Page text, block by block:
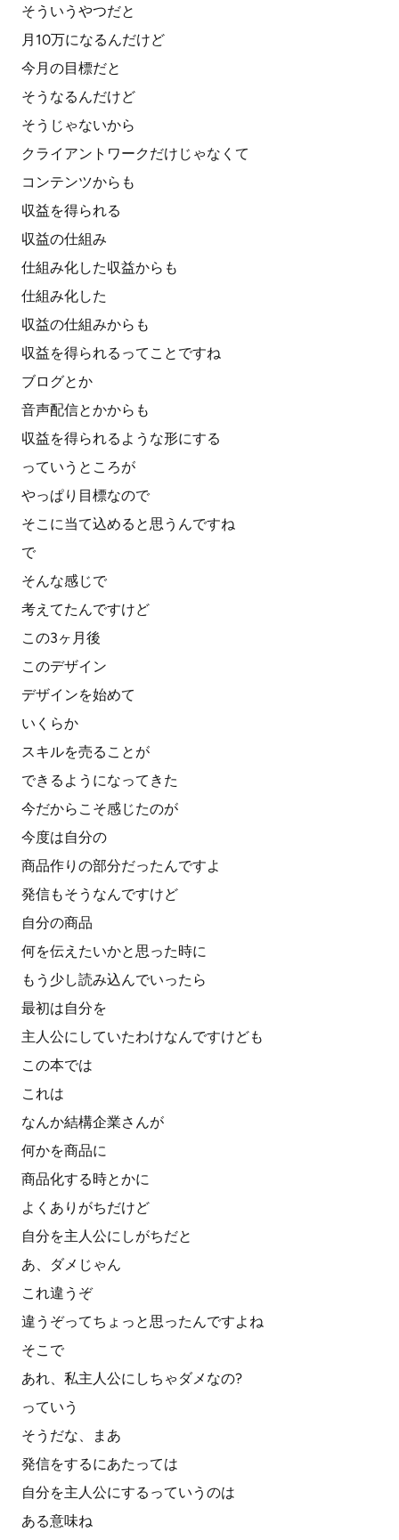
そういうやつだと
月10万になるんだけど
今月の目標だと
そうなるんだけど
そうじゃないから
クライアントワークだけじゃなくて
コンテンツからも
収益を得られる
収益の仕組み
仕組み化した収益からも
仕組み化した
収益の仕組みからも
収益を得られるってことですね
ブログとか
音声配信とかからも
収益を得られるような形にする
っていうところが
やっぱり目標なので
そこに当て込めると思うんですね
で
そんな感じで
考えてたんですけど
この3ヶ月後
このデザイン
デザインを始めて
いくらか
スキルを売ることが
できるようになってきた
今だからこそ感じたのが
今度は自分の
商品作りの部分だったんですよ
発信もそうなんですけど
自分の商品
何を伝えたいかと思った時に
もう少し読み込んでいったら
最初は自分を
主人公にしていたわけなんですけども
この本では
これは
なんか結構企業さんが
何かを商品に
商品化する時とかに
よくありがちだけど
自分を主人公にしがちだと
あ、ダメじゃん
これ違うぞ
違うぞってちょっと思ったんですよね
そこで
あれ、私主人公にしちゃダメなの?
っていう
そうだな、まあ
発信をするにあたっては
自分を主人公にするっていうのは
ある意味ね